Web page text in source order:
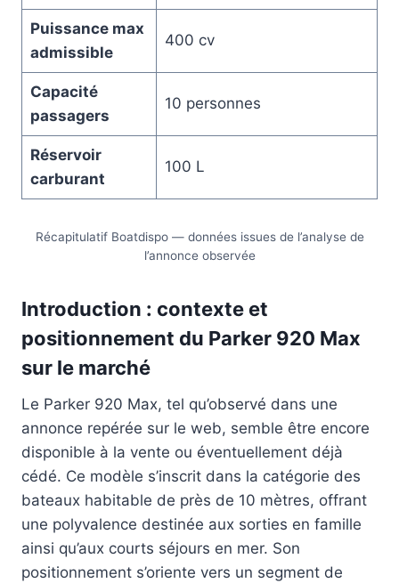
Puissance max
admissible
400 cv
Capacité
passagers
10 personnes
Réservoir
carburant
100 L
Récapitulatif Boatdispo — données issues de l’analyse de
l’annonce observée
Introduction : contexte et
positionnement du Parker 920 Max
sur le marché
Le Parker 920 Max, tel qu’observé dans une
annonce repérée sur le web, semble être encore
disponible à la vente ou éventuellement déjà
cédé. Ce modèle s’inscrit dans la catégorie des
bateaux habitable de près de 10 mètres, offrant
une polyvalence destinée aux sorties en famille
ainsi qu’aux courts séjours en mer. Son
positionnement s’oriente vers un segment de